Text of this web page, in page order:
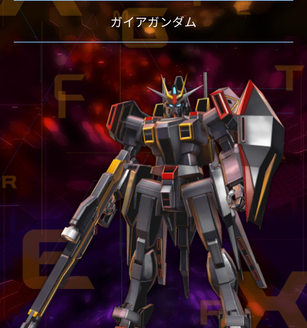
NEWS
ニュース
OVER BOOST
オーバーブースト
XVOOST
クロスブースト
EXVS2
エクストリームバーサス2
MAXI BOOST ON
マキシブーストオン
BEGINNER'S GUIDE
初心者指南
TECHNIQUE
GLOSSARY
用語集
BUTTON PLACEMENT
ゲームパッドボタン配置
TWITTER
ツイッター
YOUTUBE
ユーチューブ
ガイアガンダム